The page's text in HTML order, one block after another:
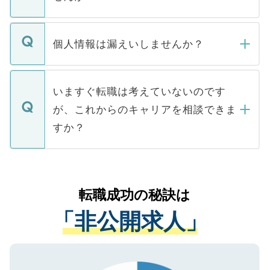
下記の理由によって、一般には公開してい
ません。
■応募殺到を避けるため 人気のある医療機
関を公にしてしまうと、応募が殺到する場
に、医療機関が求める条件に合った人材の
みを人材紹介会社に依頼するケースが増え
ています。
転職・入職を強要することは一切ありませ
ん。また、仮に応募先から内定をいただい
定を承諾する必要はありません。内定先へ
の辞退の連絡はキャリアパートナーが行い
個人情報は漏えいしませんか？
個人情報が漏えいすることはありませんの
で、ご安心ください。当サイトからの登録
などで収集したご登録者様の個人情報は、
ご本人のキャリアアップおよび転職活動の
支援を目的に使用いたします。お預かりし
ているすべての個人データはご本人の許可
は、個人情報の取り扱いについての厳密な
管理基準を満たした事業者のみに付与され
る、プライバシーマークを取得済みです。
いますぐ転職は考えていないのです
が、これからのキャリアを相談できま
すか？
かがいして、現在の医療機関の状況や紹介
経験をまじえながら、適切なアドバイスを
させていただきます。すぐにご転職をされ
ない方には、長期的なサポートが可能です
ので、まずはご登録ください。
転職成功の秘訣は
「非公開求人」